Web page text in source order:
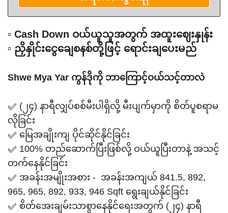
▫️ Cash Down ဝယ်ယူသူအတွက် အထူးဈေးနှုန်း
▫️ ညှိနှိုင်းငွေချေစနစ်တို့ဖြင့် ရောင်းချပေးမည်
Shwe Mya Yar ကွန်ဒိုကို ဘာကြောင့်ဝယ်သင့်တာလဲ
✅ (၂၄) နာရီလျှပ်စစ်မီးပါရှိလို့ မီးပျက်မှာကို စိတ်ပူစရာမ
လိုခြင်း
✅ မြေအချိုးကျ ပိုင်ဆိုင်နိုင်ခြင်း
✅ 100% တည်ဆောက်ပြီးဖြစ်လို့ ဝယ်ယူပြီးတာနဲ့ အသင့်
တက်နေနိုင်ခြင်း
✅ အခန်းအမျိုးအစား - အခန်းအကျယ် 841.5, 892,
965, 965, 892, 933, 946 Sqft ရွေးချယ်နိုင်ခြင်း
✅ စိတ်အေးချမ်းသာစွာနေနိုင်ရေးအတွက် (၂၄) နာရီ